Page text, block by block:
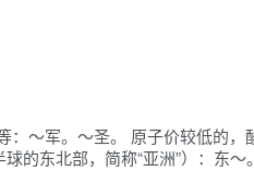
：～军。～圣。 原子价较低的
的东北部，简称“亚洲”）：东～。